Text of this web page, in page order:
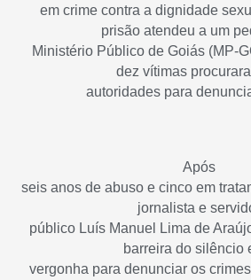
em crime contra a dignidade
prisão atendeu a um
Ministério Público de Goiás (MP-
dez vítimas
autoridades para
Após
seis anos de abuso e cinco em
jornalista e
público Luís Manuel Lima de
barreira do silêncio
vergonha para denunciar os